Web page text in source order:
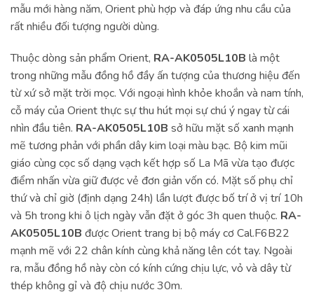
mẫu mới hàng năm, Orient phù hợp và đáp ứng nhu cầu của
rất nhiều đối tượng người dùng.
Thuộc dòng sản phẩm Orient, RA-AK0505L10B là một
trong những mẫu đồng hồ đầy ấn tượng của thương hiệu đến
từ xứ sở mặt trời mọc. Với ngoại hình khỏe khoắn và nam tính,
cỗ máy của Orient thực sự thu hút mọi sự chú ý ngay từ cái
nhìn đầu tiên. RA-AK0505L10B sở hữu mặt số xanh mạnh
mẽ tương phản với phần dây kim loại màu bạc. Bộ kim mũi
giáo cùng cọc số dạng vạch kết hợp số La Mã vừa tạo được
điểm nhấn vừa giữ được vẻ đơn giản vốn có. Mặt số phụ chỉ
thứ và chỉ giờ (định dạng 24h) lần lượt được bố trí ở vị trí 10h
và 5h trong khi ô lịch ngày vẫn đặt ở góc 3h quen thuộc. RA-
AK0505L10B được Orient trang bị bộ máy cơ Cal.F6B22
mạnh mẽ với 22 chân kính cùng khả năng lên cót tay. Ngoài
ra, mẫu đồng hồ này còn có kính cứng chịu lực, vỏ và dây từ
thép không gỉ và độ chịu nước 30m.